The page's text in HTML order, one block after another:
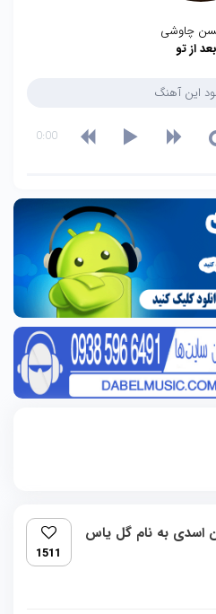
چاوشی
بعد از تو
این آهنگ
0:00
اسدی به نام گل یاس
1511